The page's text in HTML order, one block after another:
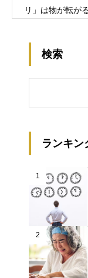
リ」は物が転が
検索
ランキン
1
2